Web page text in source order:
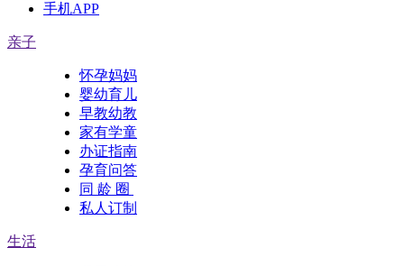
手机APP
亲子
怀孕妈妈
婴幼育儿
早教幼教
家有学童
办证指南
孕育问答
同 龄 圈
私人订制
生活